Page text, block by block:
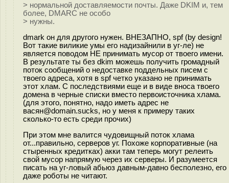
> нормальной доставляемости почты. Даже DKIM и, тем
более, DMARC не особо
> нужны.
dmark он для другого нужен. ВНЕЗАПНО, spf (by design!
Вот такие виликие умы его надизайнили в уг-ле) не
является поводом НЕ принимать мусор от твоего имени.
В результате ты без dkim можешь получить громадный
поток сообщений о недоставке поддельных писем с
твоего адреса, хотя в spf четко указано не принимать
этот хлам. С последствиями еще и в виде вноса твоего
домена в черные списки вместо первоисточника хлама.
(для этого, понятно, надо иметь адрес не
васян@domain.sucks, но у меня к примеру таких
сколько-то есть среди прочих)
При этом мне валится чудовищный поток хлама
от...правильно, серверов уг. Похоже корпоративные (на
стыренных кредитках) акки там теперь могут релеить
свой мусор напрямую через их серверы. И разумеется
писать на уг-ловый абьюз давным-давно бесполезно, его
даже роботы не читают.